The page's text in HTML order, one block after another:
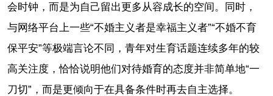
会时钟，而是为自己留出更多从容成长的空间。同时，
与网络平台上一些“不婚主义者是幸福主义者”“不婚不育
保平安”等极端言论不同，青年对生育话题连续多年的较
高关注度，恰恰说明他们对待婚育的态度并非简单地“一
刀切”，而是更倾向于在具备条件时再去自主选择。